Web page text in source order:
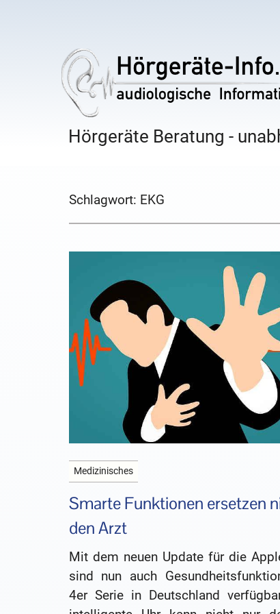
Hörgeräte Beratung -
Schlagwort: EKG
Medizinisches
Smarte Funktionen ersetzen
den Arzt
Mit dem neuen Update für die
sind nun auch
4er Serie in Deutschland